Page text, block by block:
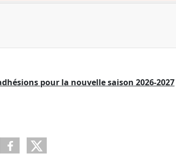
pour la nouvelle saison 2026-2027